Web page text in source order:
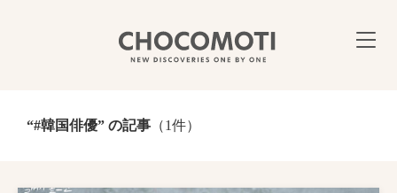
“#韓国俳優” の記事 （1件）